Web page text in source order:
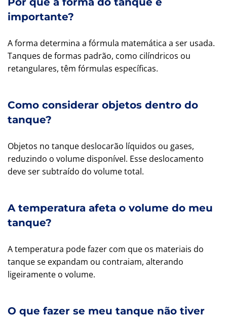
importante?
A forma determina a fórmula matemática a ser usada.
Tanques de formas padrão, como cilíndricos ou
retangulares, têm fórmulas específicas.
Como considerar objetos dentro do
tanque?
Objetos no tanque deslocarão líquidos ou gases,
reduzindo o volume disponível. Esse deslocamento
deve ser subtraído do volume total.
A temperatura afeta o volume do meu
tanque?
A temperatura pode fazer com que os materiais do
tanque se expandam ou contraiam, alterando
ligeiramente o volume.
O que fazer se meu tanque não tiver